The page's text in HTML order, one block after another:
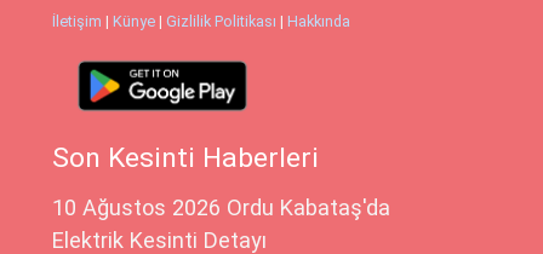
İletişim | Künye | Gizlilik Politikası | Hakkında
Son Kesinti Haberleri
10 Ağustos 2026 Ordu Kabataş'da
Elektrik Kesinti Detayı